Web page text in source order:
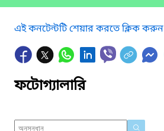
এই কনটেন্টটি শেয়ার করতে ক্লিক করুন
ফটোগ্যালারি